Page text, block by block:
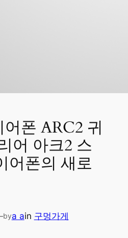
폰 ARC2 귀
어 아크2 스
어폰의 새로
bya ain 구멍가게